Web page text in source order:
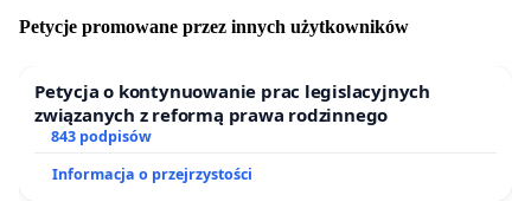
Petycje promowane przez innych użytkowników
Petycja o kontynuowanie prac legislacyjnych
związanych z reformą prawa rodzinnego
843 podpisów
Informacja o przejrzystości